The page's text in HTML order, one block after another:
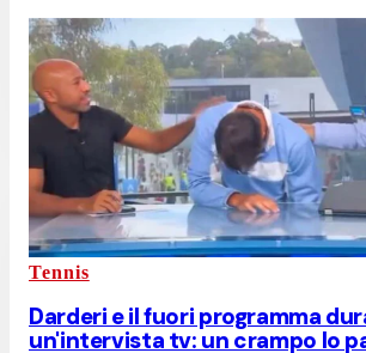
Tennis
Darderi e il fuori programma
un'intervista tv: un crampo lo